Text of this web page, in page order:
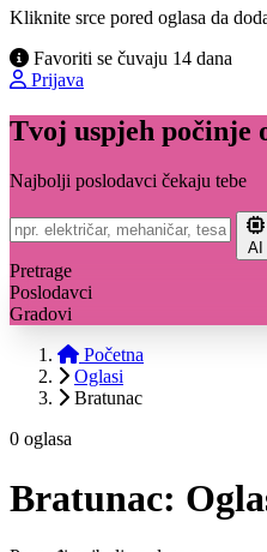
Kliknite srce pored oglasa da
Favoriti se čuvaju 14 dana
Prijava
Tvoj uspjeh počinje
Najbolji poslodavci čekaju tebe
AI
Pretrage
Poslodavci
Gradovi
Početna
Oglasi
Bratunac
0 oglasa
Bratunac: